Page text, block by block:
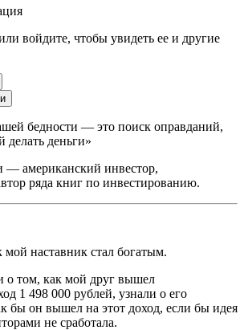
войдите, чтобы увидеть ее и другие
бедности — это поиск оправданий,
делать деньги»
— американский инвестор,
ряда книг по инвестированию.
мой наставник стал богатым.
о том, как мой друг вышел
1 498 000 рублей, узнали о его
бы он вышел на этот доход, если бы идея
не сработала.